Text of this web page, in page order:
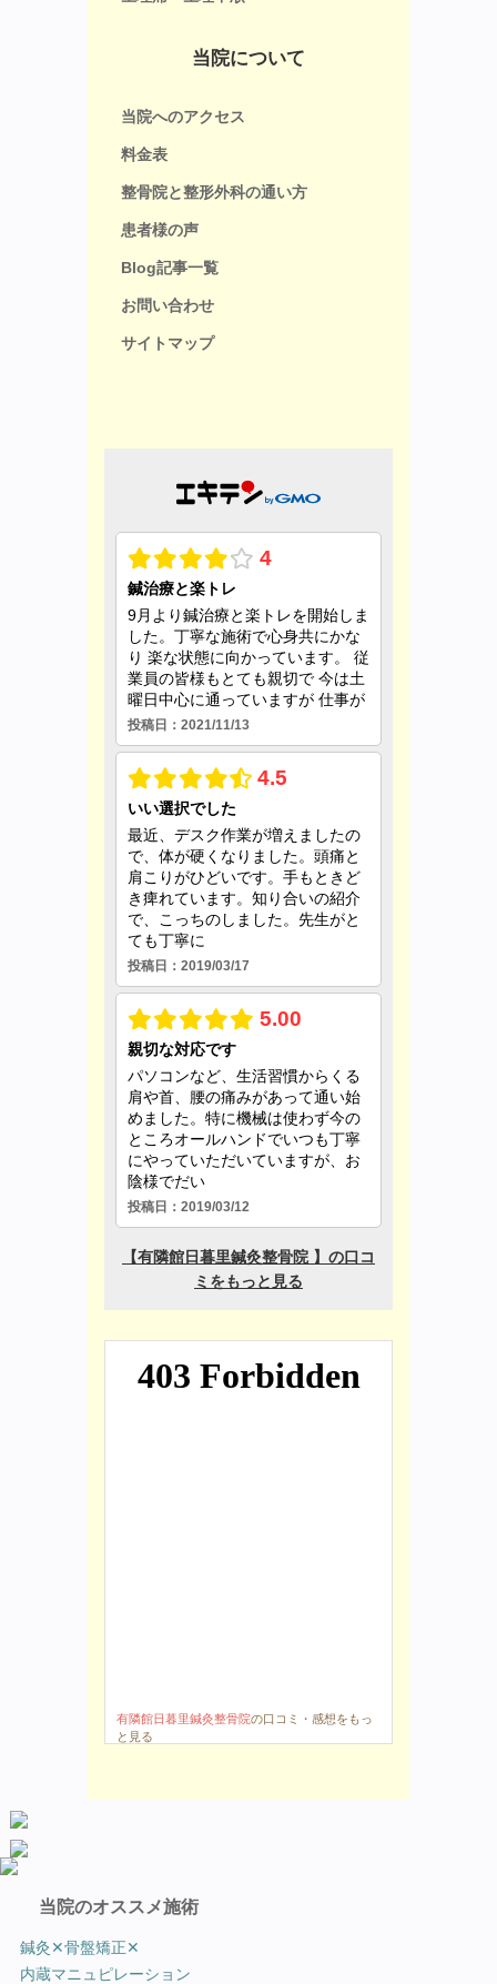
当院について
当院へのアクセス
料金表
整骨院と整形外科の通い方
患者様の声
Blog記事一覧
お問い合わせ
サイトマップ
有隣館日暮里鍼灸整骨院の口コミ・感想をもっ
と見る
当院のオススメ施術
鍼灸✕骨盤矯正✕
内蔵マニュピレーション